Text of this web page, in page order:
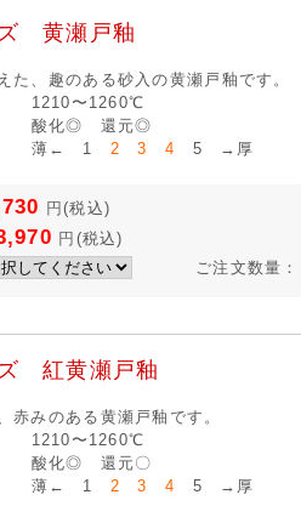
黄瀬戸釉
た、趣のある砂入の黄瀬戸釉です。
1210〜1260℃
酸化◎ 還元◎
薄← 1 2 3 4 5 →厚
円(税込)
円 (税込)
ご注文数量：
紅黄瀬戸釉
赤みのある黄瀬戸釉です。
1210〜1260℃
酸化◎ 還元〇
薄← 1 2 3 4 5 →厚